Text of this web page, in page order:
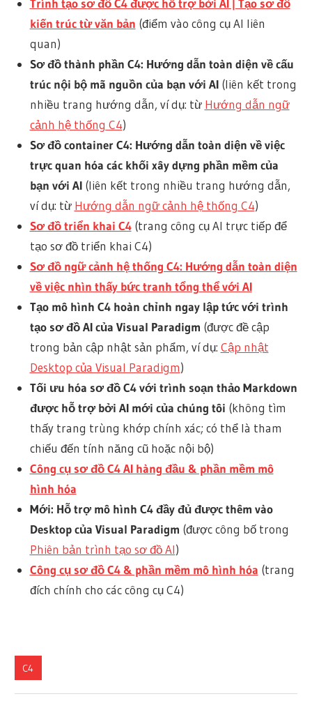
Trình tạo sơ đồ C4 được hỗ trợ bởi AI | Tạo sơ đồ
kiến trúc từ văn bản (điểm vào công cụ AI liên
quan)
Sơ đồ thành phần C4: Hướng dẫn toàn diện về cấu
trúc nội bộ mã nguồn của bạn với AI(liên kết trong
nhiều trang hướng dẫn, ví dụ: từ Hướng dẫn ngữ
cảnh hệ thống C4)
Sơ đồ container C4: Hướng dẫn toàn diện về việc
trực quan hóa các khối xây dựng phần mềm của
bạn với AI(liên kết trong nhiều trang hướng dẫn,
ví dụ: từ Hướng dẫn ngữ cảnh hệ thống C4)
Sơ đồ triển khai C4(trang công cụ AI trực tiếp để
tạo sơ đồ triển khai C4)
Sơ đồ ngữ cảnh hệ thống C4: Hướng dẫn toàn diện
về việc nhìn thấy bức tranh tổng thể với AI
Tạo mô hình C4 hoàn chỉnh ngay lập tức với trình
tạo sơ đồ AI của Visual Paradigm (được đề cập
trong bản cập nhật sản phẩm, ví dụ: Cập nhật
Desktop của Visual Paradigm)
Tối ưu hóa sơ đồ C4 với trình soạn thảo Markdown
được hỗ trợ bởi AI mới của chúng tôi (không tìm
thấy trang trùng khớp chính xác; có thể là tham
chiếu đến tính năng cũ hoặc nội bộ)
Công cụ sơ đồ C4 AI hàng đầu & phần mềm mô
hình hóa
Mới: Hỗ trợ mô hình C4 đầy đủ được thêm vào
Desktop của Visual Paradigm (được công bố trong
Phiên bản trình tạo sơ đồ AI)
Công cụ sơ đồ C4 & phần mềm mô hình hóa (trang
đích chính cho các công cụ C4)
C4